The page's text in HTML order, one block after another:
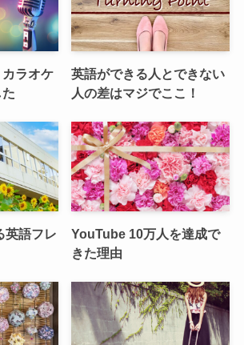
ラオケ
英語ができる人とできない
人の差はマジでここ！
英語フレ
YouTube 10万人を達成で
きた理由